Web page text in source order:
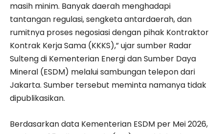
masih minim. Banyak daerah menghadapi
tantangan regulasi, sengketa antardaerah, dan
rumitnya proses negosiasi dengan pihak Kontraktor
Kontrak Kerja Sama (KKKS),” ujar sumber Radar
Sulteng di Kementerian Energi dan Sumber Daya
Mineral (ESDM) melalui sambungan telepon dari
Jakarta. Sumber tersebut meminta namanya tidak
dipublikasikan.
Berdasarkan data Kementerian ESDM per Mei 2026,